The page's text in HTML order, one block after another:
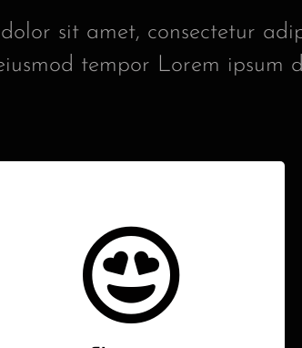
sit amet, consectetur
tempor Lorem ipsum